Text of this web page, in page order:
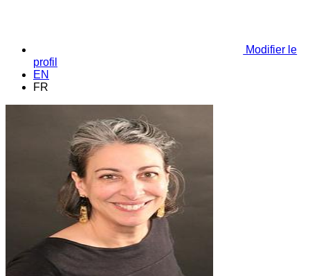
Modifier le
profil
EN
FR